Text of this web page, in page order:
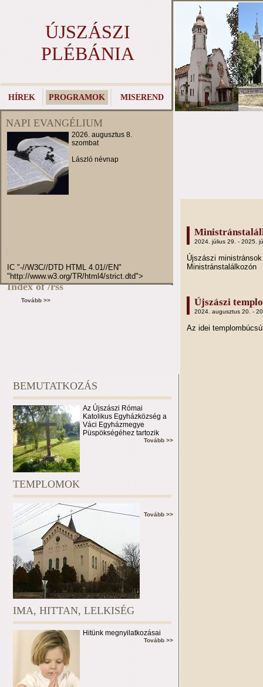
ÚJSZÁSZI
PLÉBÁNIA
HÍREK PROGRAMOK MISEREND
NAPI EVANGÉLIUM
2026. augusztus 8.
szombat
László névnap
IC "-//W3C//DTD HTML 4.01//EN"
"http://www.w3.org/TR/html4/strict.dtd">
Index of /rss
Tovább >>
2024. július 29. - 2025.
Újszászi
Ministránstalálkozón
Újszászi
2024. augusztus 20. -
Az idei
BEMUTATKOZÁS
Az Újszászi Római
Katolikus Egyházközség a
Váci Egyházmegye
Püspökségéhez tartozik
Tovább >>
TEMPLOMOK
Tovább >>
IMA, HITTAN, LELKISÉG
Hitünk megnyilatkozásai
Tovább >>